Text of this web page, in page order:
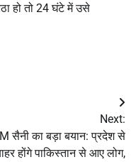
हो तो 24 घंटे में उसे
Next:
सैनी का बड़ा बयान: प्रदेश से
होंगे पाकिस्तान से आए लोग,